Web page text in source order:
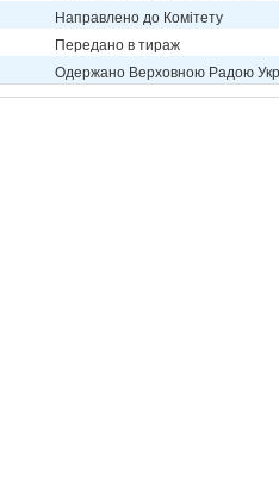
Направлено до Комітету
Передано в тираж
Одержано Верховною Радою